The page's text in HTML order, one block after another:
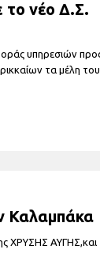
το νέο Δ.Σ.
υπηρεσιών
τα μέλη του
Καλαμπάκα
ΧΡΥΣΗΣ ΑΥΓΗΣ,και